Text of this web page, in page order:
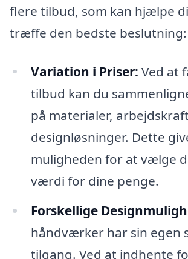
flere tilbud, som kan hjælpe
træffe den bedste beslutning:
Variation i Priser: Ved at
tilbud kan du
på materialer,
designløsninger. Dette
muligheden for at vælge
værdi for dine penge.
Forskellige
håndværker har sin egen
tilgang. Ved at indhente